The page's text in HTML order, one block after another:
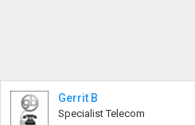
Gerrit B
Specialist Telecom